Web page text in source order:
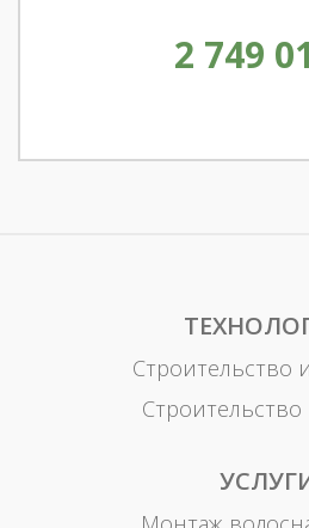
2 749
Строительство
Строительство